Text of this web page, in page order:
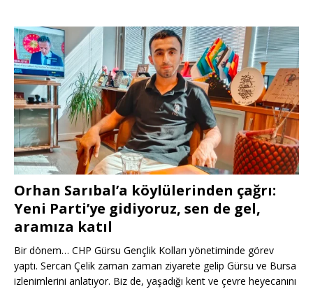
Orhan Sarıbal’a köylülerinden çağrı:
Yeni Parti’ye gidiyoruz, sen de gel,
aramıza katıl
Bir dönem… CHP Gürsu Gençlik Kolları yönetiminde görev
yaptı. Sercan Çelik zaman zaman ziyarete gelip Gürsu ve Bursa
izlenimlerini anlatıyor. Biz de, yaşadığı kent ve çevre heyecanını